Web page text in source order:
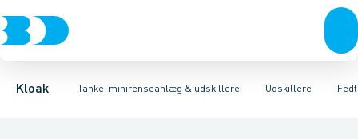
Kloak Tanke, minirenseanlæg & udskillere
Rør & fittingsBrøndeBrøndgodsLinjeafvandingTanke,
Udskillere
Udskillere Tanke Tilbehør til tankeMini renseanlæg
OlieudskillereFedtudskillereTilbehør til udskillereSandfang